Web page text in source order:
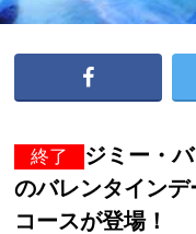
終了
ジミー・
のバレンタイン
コースが登場！